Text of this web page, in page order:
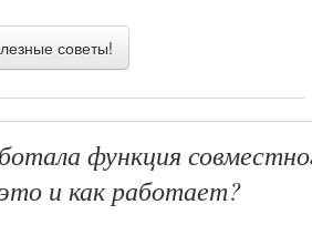
советы!
функция
и как работает?